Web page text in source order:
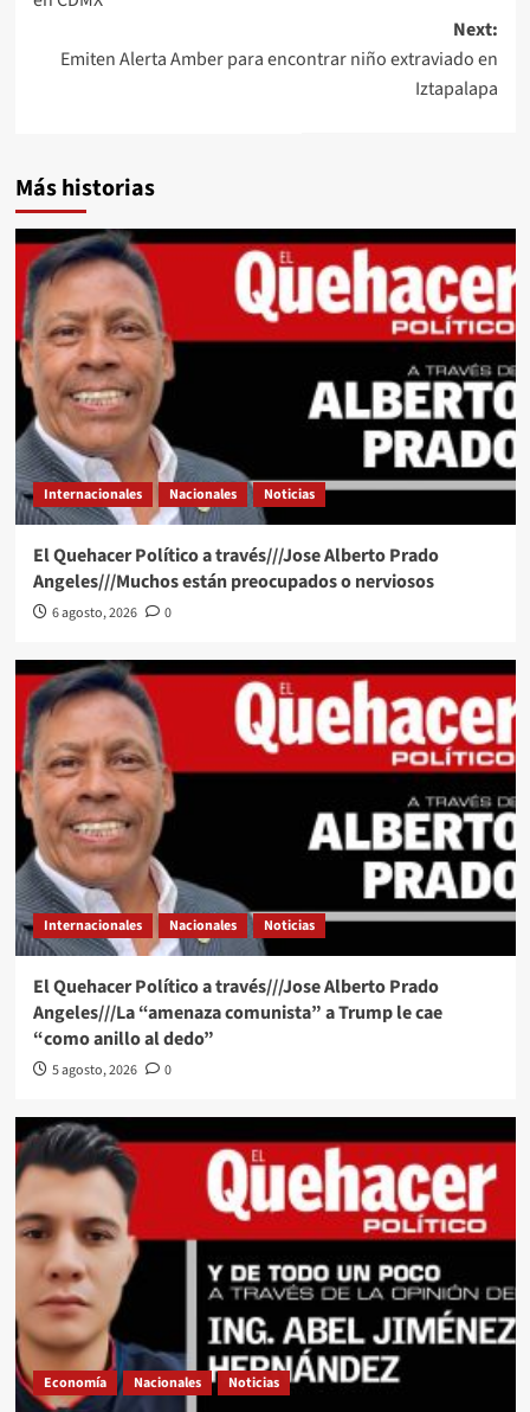
Next:
Emiten Alerta Amber para encontrar niño extraviado en
Iztapalapa
Más historias
Internacionales Nacionales Noticias
El Quehacer Político a través///Jose Alberto Prado
Angeles///Muchos están preocupados o nerviosos
6 agosto, 2026 0
Internacionales Nacionales Noticias
El Quehacer Político a través///Jose Alberto Prado
Angeles///La “amenaza comunista” a Trump le cae
“como anillo al dedo”
5 agosto, 2026 0
Economía Nacionales Noticias